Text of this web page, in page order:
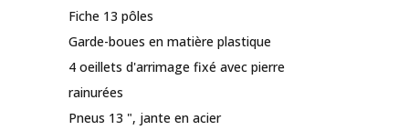
Fiche 13 pôles
Garde-boues en matière plastique
4 oeillets d'arrimage fixé avec pierre
rainurées
Pneus 13 ", jante en acier